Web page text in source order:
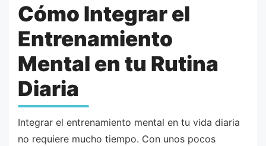
Cómo Integrar el
Entrenamiento
Mental en tu Rutina
Diaria
Integrar el entrenamiento mental en tu vida diaria
no requiere mucho tiempo. Con unos pocos